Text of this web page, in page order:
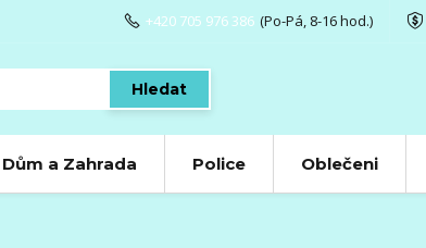
Hledat
+420 705 976 386 (Po-Pá, 8-16 hod.)
Dům a Zahrada Police Oblečeni